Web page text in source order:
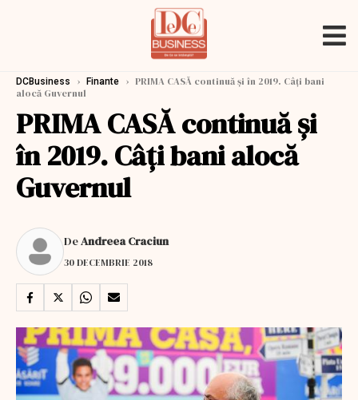
DCBusiness › Finante › PRIMA CASĂ continuă și în 2019. Câți bani
alocă Guvernul
PRIMA CASĂ continuă și
în 2019. Câți bani alocă
Guvernul
DeAndreea Craciun
30 DECEMBRIE 2018